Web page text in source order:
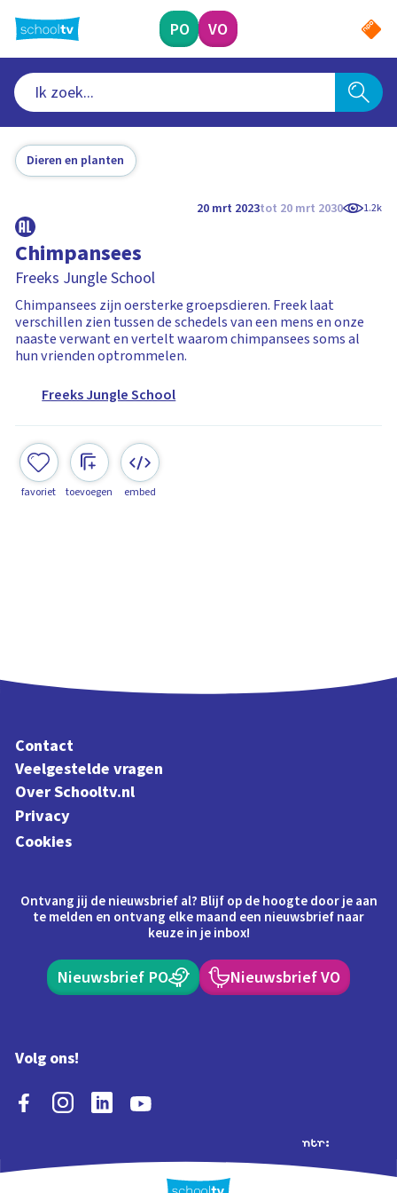
naar
hoofdinhoud
PO VO
Dieren en planten
20 mrt 2023tot 20 mrt 2030 1.2k
Chimpansees
Freeks Jungle School
Chimpansees zijn oersterke groepsdieren. Freek laat
verschillen zien tussen de schedels van een mens en onze
naaste verwant en vertelt waarom chimpansees soms al
hun vrienden optrommelen.
Freeks Jungle School
favoriet toevoegen embed
Contact
Veelgestelde vragen
Over Schooltv.nl
Privacy
Cookies
Ontvang jij de nieuwsbrief al? Blijf op de hoogte door je aan
te melden en ontvang elke maand een nieuwsbrief naar
keuze in je inbox!
Nieuwsbrief PO Nieuwsbrief VO
Volg ons!